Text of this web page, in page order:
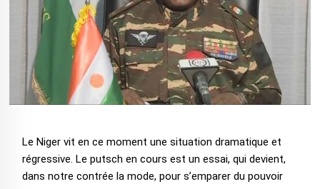
Le Niger vit en ce moment une situation dramatique et
régressive. Le putsch en cours est un essai, qui devient,
dans notre contrée la mode, pour s’emparer du pouvoir